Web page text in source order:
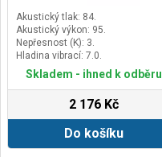
Akustický tlak: 84.
Akustický výkon: 95.
Nepřesnost (K): 3.
Hladina vibrací: 7.0.
Skladem - ihned k odběru
2 176 Kč
Do košíku